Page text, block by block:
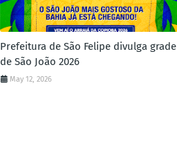
Prefeitura de São Felipe divulga grade
de São João 2026
May 12, 2026